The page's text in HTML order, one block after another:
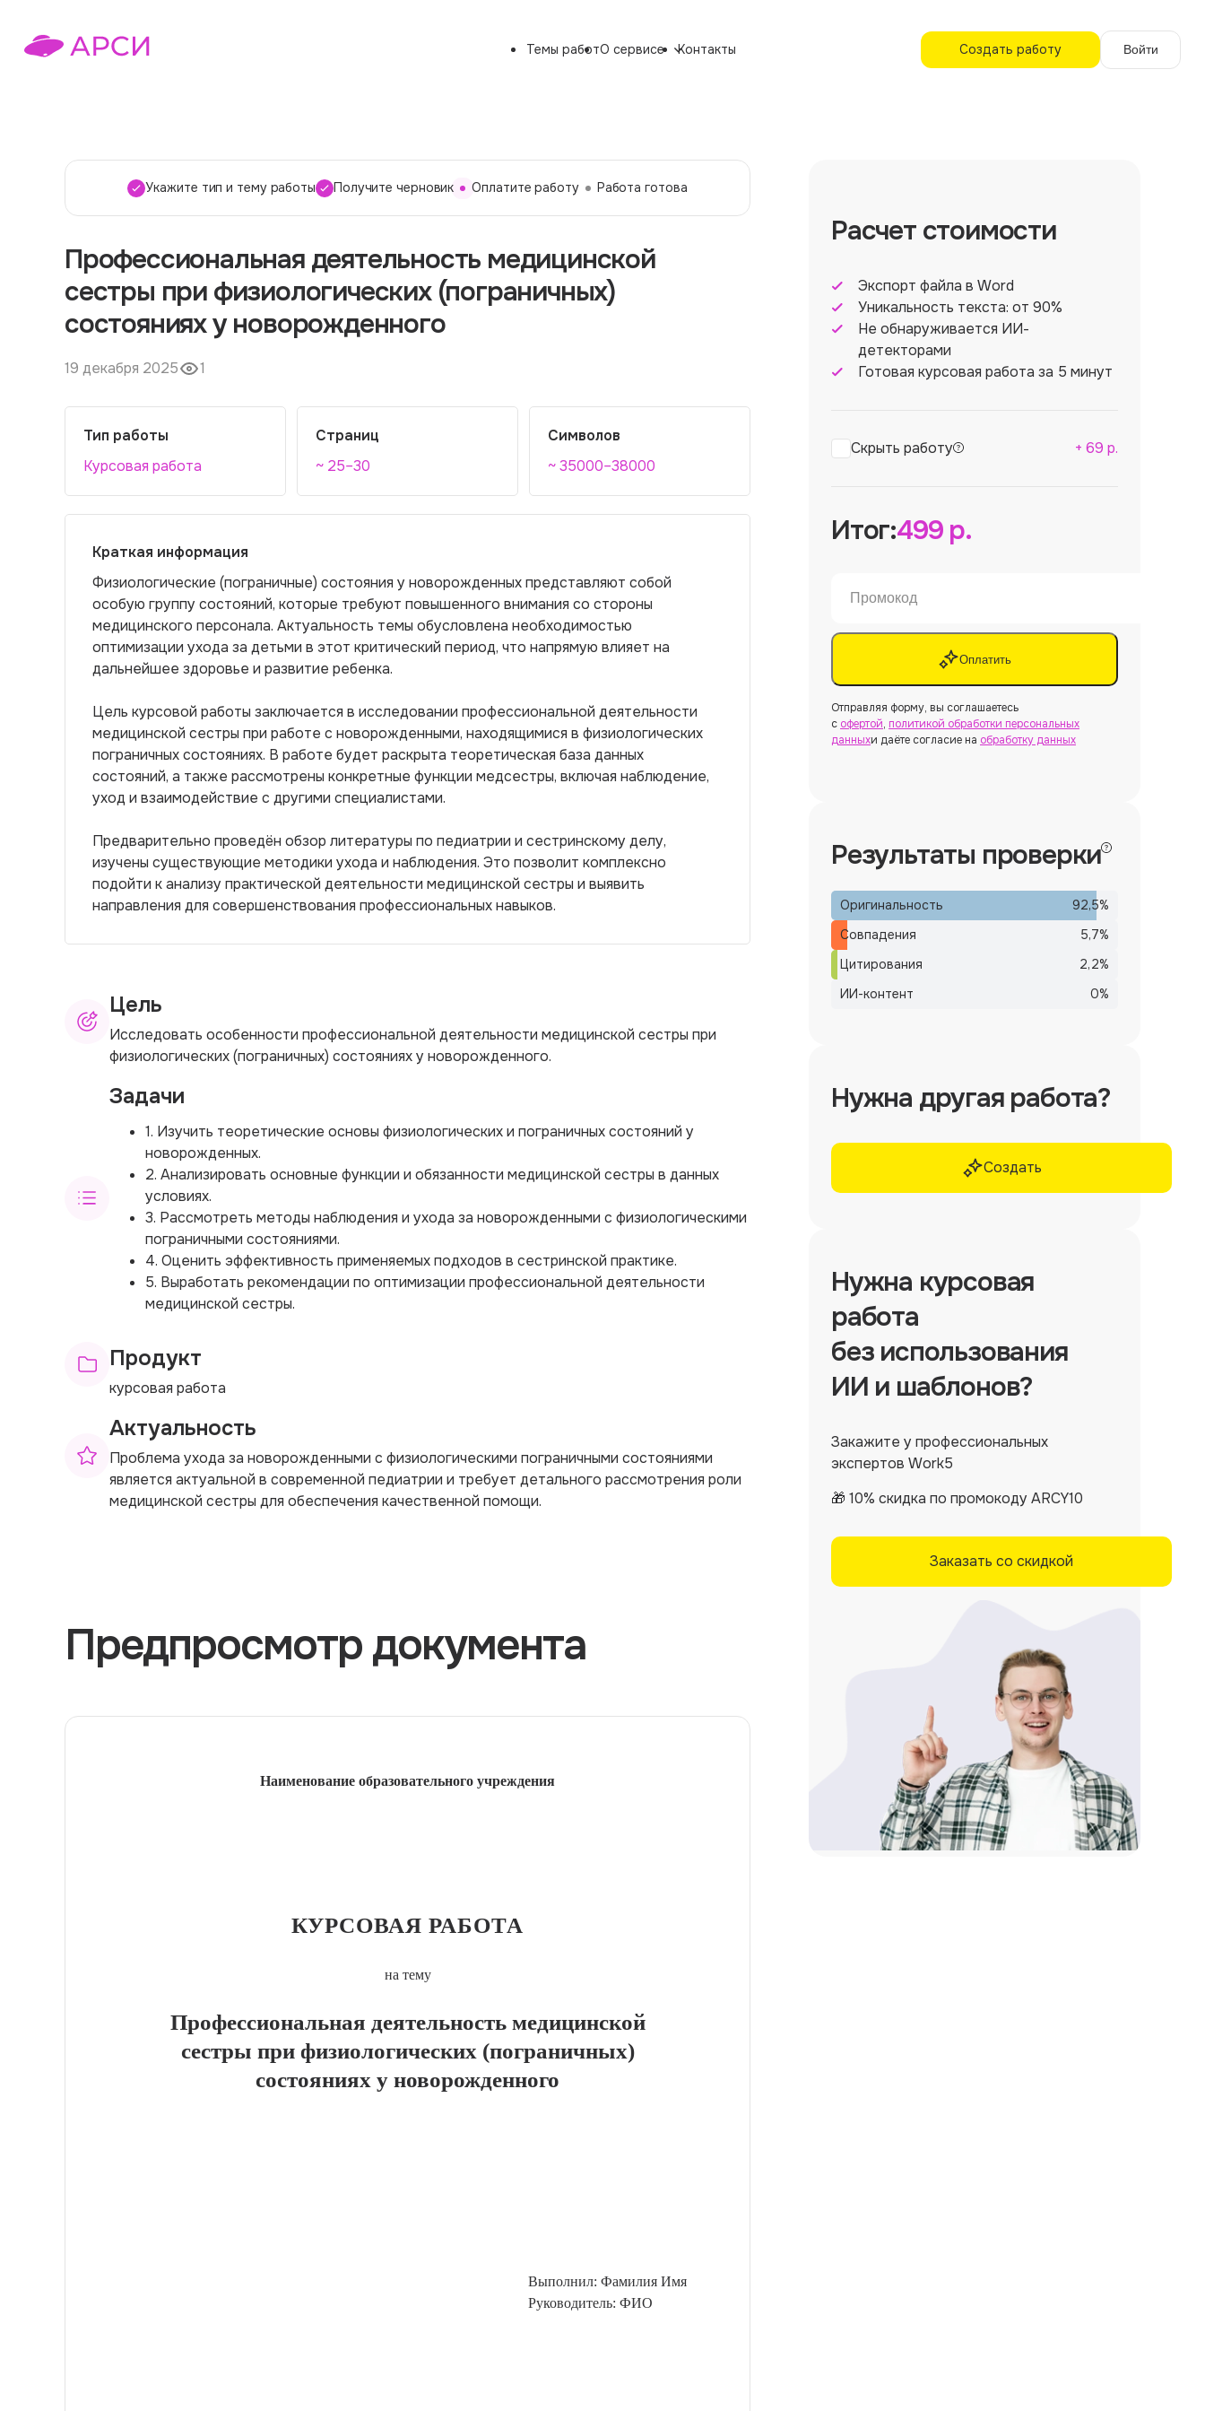
Темы работО сервисе Контакты Создать работу Войти
Укажите тип и тему работы Получите черновик Оплатите работу Работа готова
Профессиональная деятельность медицинской
сестры при физиологических (пограничных)
состояниях у новорожденного
19 декабря 2025 1
Тип работы
Курсовая работа
Страниц
~ 25–30
Символов
~ 35000–38000
Краткая информация
Физиологические (пограничные) состояния у новорожденных представляют собой
особую группу состояний, которые требуют повышенного внимания со стороны
медицинского персонала. Актуальность темы обусловлена необходимостью
оптимизации ухода за детьми в этот критический период, что напрямую влияет на
дальнейшее здоровье и развитие ребенка.
Цель курсовой работы заключается в исследовании профессиональной деятельности
медицинской сестры при работе с новорожденными, находящимися в физиологических
пограничных состояниях. В работе будет раскрыта теоретическая база данных
состояний, а также рассмотрены конкретные функции медсестры, включая наблюдение,
уход и взаимодействие с другими специалистами.
Предварительно проведён обзор литературы по педиатрии и сестринскому делу,
изучены существующие методики ухода и наблюдения. Это позволит комплексно
подойти к анализу практической деятельности медицинской сестры и выявить
направления для совершенствования профессиональных навыков.
Цель
Исследовать особенности профессиональной деятельности медицинской сестры при
физиологических (пограничных) состояниях у новорожденного.
Задачи
1. Изучить теоретические основы физиологических и пограничных состояний у
новорожденных.
2. Анализировать основные функции и обязанности медицинской сестры в данных
условиях.
3. Рассмотреть методы наблюдения и ухода за новорожденными с физиологическими
пограничными состояниями.
4. Оценить эффективность применяемых подходов в сестринской практике.
5. Выработать рекомендации по оптимизации профессиональной деятельности
медицинской сестры.
Продукт
курсовая работа
Актуальность
Проблема ухода за новорожденными с физиологическими пограничными состояниями
является актуальной в современной педиатрии и требует детального рассмотрения роли
медицинской сестры для обеспечения качественной помощи.
Предпросмотр документа
Наименование образовательного учреждения
КУРСОВАЯ РАБОТА
на тему
Профессиональная деятельность медицинской
сестры при физиологических (пограничных)
состояниях у новорожденного
Выполнил: Фамилия Имя
Руководитель: ФИО
Расчет стоимости
Экспорт файла в Word
Уникальность текста: от 90%
Не обнаруживается ИИ-
детекторами
Готовая курсовая работа за 5 минут
Скрыть работу + 69 р.
Итог:499р.
Оплатить
Отправляя форму, вы соглашаетесь
с офертой, политикой обработки персональных
данныхи даёте согласие на обработку данных
Результаты проверки
Оригинальность 92,5%
Совпадения
5,7%
Цитирования
2,2%
ИИ-контент
0%
Нужна другая работа?
Создать
Нужна курсовая
работа
без использования
ИИ и шаблонов?
Закажите у профессиональных
экспертов Work5
🎁 10% скидка по промокоду ARCY10
Заказать со скидкой